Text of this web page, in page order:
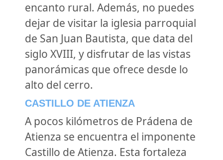
encanto rural. Además, no puedes
dejar de visitar la iglesia parroquial
de San Juan Bautista, que data del
siglo XVIII, y disfrutar de las vistas
panorámicas que ofrece desde lo
alto del cerro.
CASTILLO DE ATIENZA
A pocos kilómetros de Prádena de
Atienza se encuentra el imponente
Castillo de Atienza. Esta fortaleza